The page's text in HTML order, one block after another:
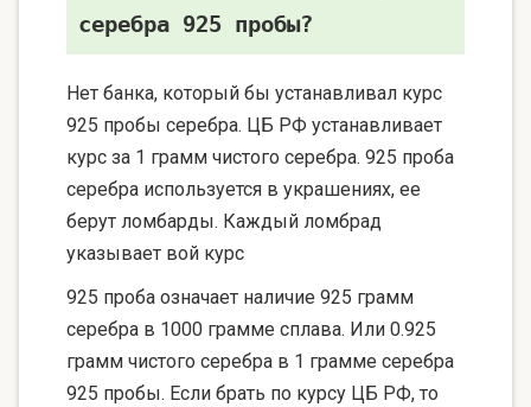
серебра 925 пробы?
Нет банка, который бы устанавливал курс
925 пробы серебра. ЦБ РФ устанавливает
курс за 1 грамм чистого серебра. 925 проба
серебра используется в украшениях, ее
берут ломбарды. Каждый ломбрад
указывает вой курс
925 проба означает наличие 925 грамм
серебра в 1000 грамме сплава. Или 0.925
грамм чистого серебра в 1 грамме серебра
925 пробы. Если брать по курсу ЦБ РФ, то